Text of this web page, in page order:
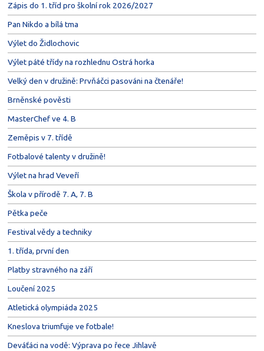
Zápis do 1. tříd pro školní rok 2026/2027
Pan Nikdo a bílá tma
Výlet do Židlochovic
Výlet páté třídy na rozhlednu Ostrá horka
Velký den v družině: Prvňáčci pasováni na čtenáře!
Brněnské pověsti
MasterChef ve 4. B
Zeměpis v 7. třídě
Fotbalové talenty v družině!
Výlet na hrad Veveří
Škola v přírodě 7. A, 7. B
Pětka peče
Festival vědy a techniky
1. třída, první den
Platby stravného na září
Loučení 2025
Atletická olympiáda 2025
Kneslova triumfuje ve fotbale!
Deváťáci na vodě: Výprava po řece Jihlavě